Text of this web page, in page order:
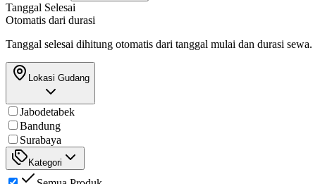
Tanggal Selesai
Otomatis dari durasi
Tanggal selesai dihitung otomatis dari tanggal mulai dan durasi sewa.
Lokasi Gudang
Jabodetabek
Bandung
Surabaya
Kategori